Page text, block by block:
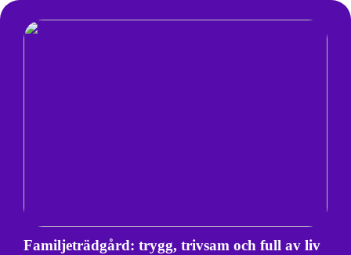
Familjeträdgård: trygg, trivsam och full av liv